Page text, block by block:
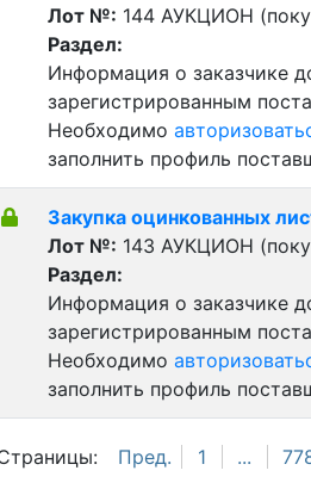
Пред. 1 ...
Лот №: 144 АУКЦИОН
Раздел:
Информация о заказчике
зарегистрированным
Необходимо
заполнить профиль
Закупка оцинкованных
Лот №: 143 АУКЦИОН
Раздел:
Информация о заказчике
зарегистрированным
Необходимо
заполнить профиль